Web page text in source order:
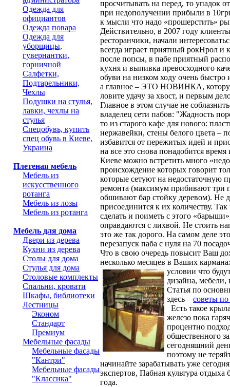
Одежда для
официантов
Одежда повара
Одежда для
уборщицы,
гувернантки,
горничной
Салфетки,
Подтарельники,
Чехлы
Подушки на стулья,
лавки, чехлы на
стулья
Спецобувь, купить
спец обувь в Киеве,
Украина
Плетеная мебель
Мебель из
искусственного
ротанга
Мебель из лозы
Мебель из ротанга
Мебель для дома
Двери из дерева
Кухни из дерева
Столы для дома
Стулья для дома
Столовые комплекты
Спальни, кровати
Шкафы, библиотеки
Лестницы
Эконом
Стандарт
Премиум
Мебельные фасады
Мебельные фасады
"Кантри"
Мебельные фасады
"Классика"
просчитывать на перед, то упадок
при недополучении прибыли в
к мысли что надо «прошерстить»
Действительно, в 2007 году
ресторанчики, начали
всегда играет приятный рокНрол и
после попсы, в пабе приятный
кухня и выпивка превосходного
обуви на низком ходу очень
а главное – ЭТО НОВИНКА,
ловите удачу за хвост, и первым
Главное в этом случае не
владелец сети пабов: "Жадность
то из старого кафе для нового:
нержавейки, стены белого цвета –
избавится от пережитых идей и
на все это снова понадобится
Киеве можно встретить много
происхождение которых говорит
которые сетуют на недостаточную
ремонта (максимум прибивают три
обшивают бар стойку деревом). Не
присоединится к их количеству.
сделать и поиметь с этого
оправдаются с лихвой. Не стоить
это же так дорого. На самом деле
перезапуск паба с нуля на 70
Что в свою очередь повысит Ваш
несколько месяцев в Ваших
условии что
дизайна,
Статья по
здесь – советы
Есть такое
железо пока
процентно
общественного
сегодняшний
поэтому не
начинайте зарабатывать уже
экспертов, Пабная культура
года.